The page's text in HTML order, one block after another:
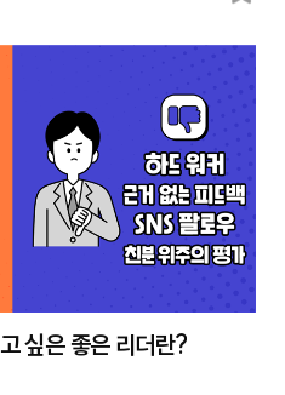
싶은 좋은 리더란?